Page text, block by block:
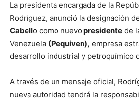
La presidenta encargada de la
Rodríguez, anunció la designación de
Cabello como nuevo presidente de
Venezuela (Pequiven), empresa
desarrollo industrial y petroquímico
A través de un mensaje oficial,
nueva autoridad tendrá la